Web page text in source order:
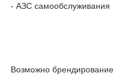
- АЗС самообслуживания
Возможно брендирование